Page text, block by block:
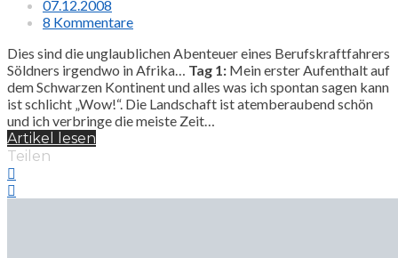
07.12.2008
8 Kommentare
Dies sind die unglaublichen Abenteuer eines Berufskraftfahrers
Söldners irgendwo in Afrika… Tag 1: Mein erster Aufenthalt auf
dem Schwarzen Kontinent und alles was ich spontan sagen kann
ist schlicht „Wow!“. Die Landschaft ist atemberaubend schön
und ich verbringe die meiste Zeit…
Artikel lesen
Teilen